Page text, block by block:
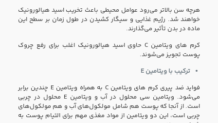
هرچه سن بالاتر می‌رود عوامل محیطی باعث تخریب اسید هیالورونیک
خواهند شد. رژیم غذایی و سیگار کشیدن در طول زمان بر سطح این
ماده در بدن تأثیر می‌گذارند.
کرم های ویتامین C حاوی اسید هیالورونیک اغلب برای رفع چروک‌
پوست تجویز می‌شوند.
ترکیب با ویتامین E
فواید ضد پیری کرم های ویتامین C به همراه ویتامین E چندین برابر
می‌شود. ویتامین سی محلول در آب و ویتامین E محلول در چربی
است. از آنجا که پوست هم شامل مولکول‌های آب و هم مولکول‌های
چربی است، این دو ویتامین از مواد مغذی مهم برای التیام پوست به